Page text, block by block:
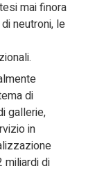
mai finora
neutroni, le
di
gallerie,
in
miliardi di